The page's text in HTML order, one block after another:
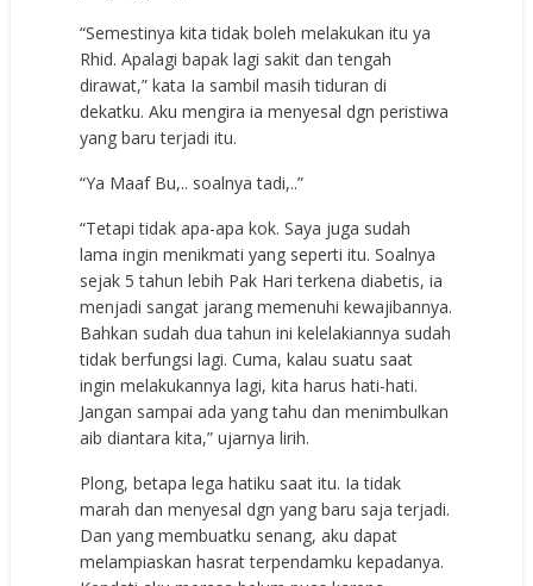
“Semestinya kita tidak boleh melakukan itu ya
Rhid. Apalagi bapak lagi sakit dan tengah
dirawat,” kata Ia sambil masih tiduran di
dekatku. Aku mengira ia menyesal dgn peristiwa
yang baru terjadi itu.
“Ya Maaf Bu,.. soalnya tadi,..”
“Tetapi tidak apa-apa kok. Saya juga sudah
lama ingin menikmati yang seperti itu. Soalnya
sejak 5 tahun lebih Pak Hari terkena diabetis, ia
menjadi sangat jarang memenuhi kewajibannya.
Bahkan sudah dua tahun ini kelelakiannya sudah
tidak berfungsi lagi. Cuma, kalau suatu saat
ingin melakukannya lagi, kita harus hati-hati.
Jangan sampai ada yang tahu dan menimbulkan
aib diantara kita,” ujarnya lirih.
Plong, betapa lega hatiku saat itu. Ia tidak
marah dan menyesal dgn yang baru saja terjadi.
Dan yang membuatku senang, aku dapat
melampiaskan hasrat terpendamku kepadanya.